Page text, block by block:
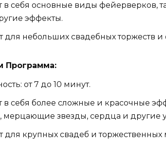
в себя основные виды фейерверков,
эффекты.
для небольших свадебных торжеств
Программа:
от 7 до 10 минут.
в себя более сложные и красочные
мерцающие звезды, сердца и другие
для крупных свадеб и торжественных